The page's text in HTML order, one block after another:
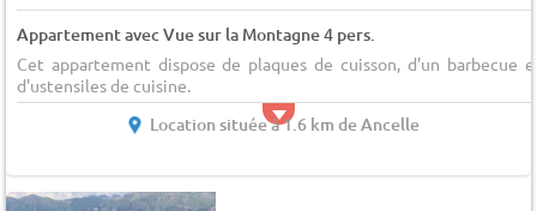
Appartement avec Vue sur la Montagne 4 pers.
Cet appartement dispose de plaques de cuisson, d'un barbecue
d'ustensiles de cuisine.
Location située à 1.6 km de Ancelle